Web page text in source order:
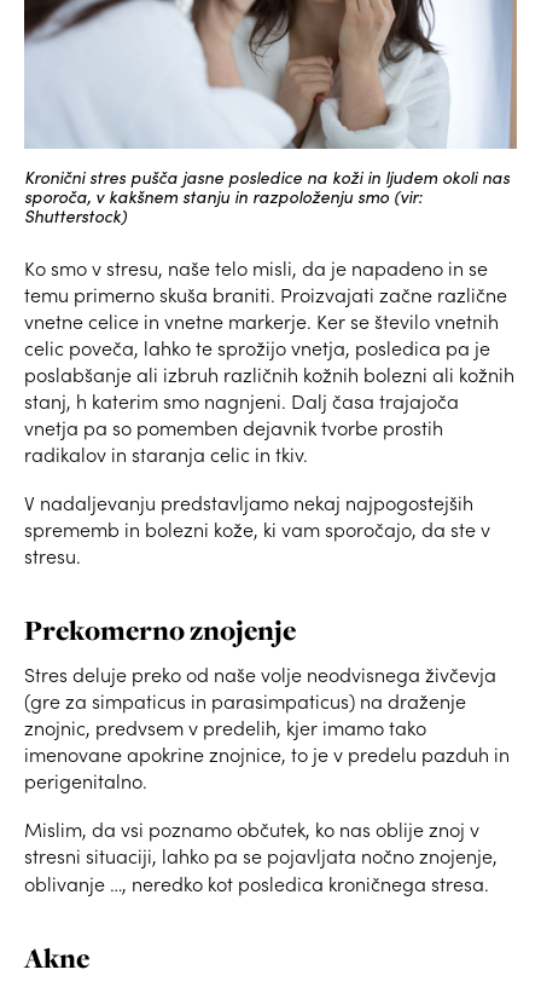
Kronični stres pušča jasne posledice na koži in ljudem okoli nas
sporoča, v kakšnem stanju in razpoloženju smo (vir:
Shutterstock)
Ko smo v stresu, naše telo misli, da je napadeno in se
temu primerno skuša braniti. Proizvajati začne različne
vnetne celice in vnetne markerje. Ker se število vnetnih
celic poveča, lahko te sprožijo vnetja, posledica pa je
poslabšanje ali izbruh različnih kožnih bolezni ali kožnih
stanj, h katerim smo nagnjeni. Dalj časa trajajoča
vnetja pa so pomemben dejavnik tvorbe prostih
radikalov in staranja celic in tkiv.
V nadaljevanju predstavljamo nekaj najpogostejših
sprememb in bolezni kože, ki vam sporočajo, da ste v
stresu.
Prekomerno znojenje
Stres deluje preko od naše volje neodvisnega živčevja
(gre za simpaticus in parasimpaticus) na draženje
znojnic, predvsem v predelih, kjer imamo tako
imenovane apokrine znojnice, to je v predelu pazduh in
perigenitalno.
Mislim, da vsi poznamo občutek, ko nas oblije znoj v
stresni situaciji, lahko pa se pojavljata nočno znojenje,
oblivanje …, neredko kot posledica kroničnega stresa.
Akne